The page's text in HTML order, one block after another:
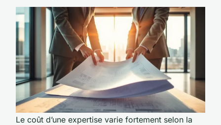
Le coût d’une expertise varie fortement selon la